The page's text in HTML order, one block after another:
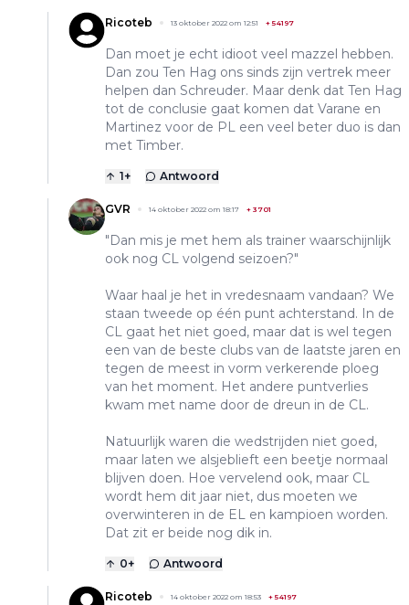
Ricoteb 13 oktober 2022 om 12:51 +54197
Dan moet je echt idioot veel mazzel hebben.
Dan zou Ten Hag ons sinds zijn vertrek meer
helpen dan Schreuder. Maar denk dat Ten Hag
tot de conclusie gaat komen dat Varane en
Martinez voor de PL een veel beter duo is dan
met Timber.
1+ Antwoord
GVR 14 oktober 2022 om 18:17 + 3701
"Dan mis je met hem als trainer waarschijnlijk
ook nog CL volgend seizoen?"
Waar haal je het in vredesnaam vandaan? We
staan tweede op één punt achterstand. In de
CL gaat het niet goed, maar dat is wel tegen
een van de beste clubs van de laatste jaren en
tegen de meest in vorm verkerende ploeg
van het moment. Het andere puntverlies
kwam met name door de dreun in de CL.
Natuurlijk waren die wedstrijden niet goed,
maar laten we alsjeblieft een beetje normaal
blijven doen. Hoe vervelend ook, maar CL
wordt hem dit jaar niet, dus moeten we
overwinteren in de EL en kampioen worden.
Dat zit er beide nog dik in.
0+ Antwoord
Ricoteb 14 oktober 2022 om 18:53 +54197